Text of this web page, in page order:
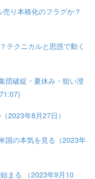
り本格化のフラグか？
クニカルと思惑で動く
団破綻・夏休み・狙い澄
2023年8月27日）
国の本気を見る（2023年
まる （2023年9月10